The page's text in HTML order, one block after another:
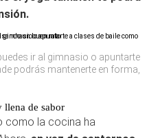
ir al gimnasio o apuntarte
podrás mantenerte en forma,
llena de sabor
como la cocina ha